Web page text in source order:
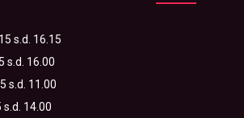
s.d. 16.15
s.d. 16.00
s.d. 11.00
s.d. 14.00